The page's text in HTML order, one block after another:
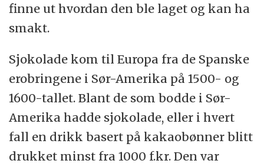
finne ut hvordan den ble laget og kan ha
smakt.
Sjokolade kom til Europa fra de Spanske
erobringene i Sør-Amerika på 1500- og
1600-tallet. Blant de som bodde i Sør-
Amerika hadde sjokolade, eller i hvert
fall en drikk basert på kakaobønner blitt
drukket minst fra 1000 f.kr. Den var